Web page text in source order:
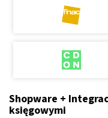
Shopware +
księgowymi